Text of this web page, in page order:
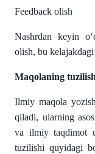
Feedback olish
Nashrdan keyin
olish, bu
Maqolaning
Ilmiy maqola
qiladi, ularning
va ilmiy taqdimot
tuzilishi quyidagi